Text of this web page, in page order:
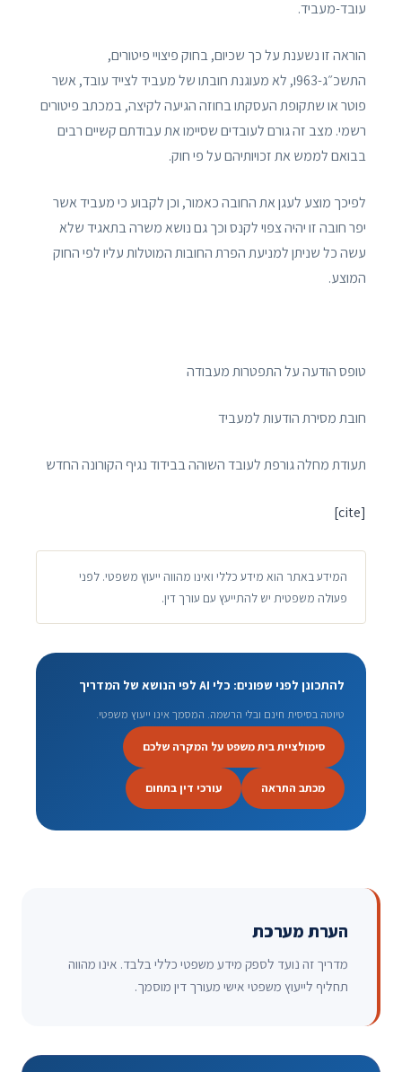
עובד-מעביד.
הוראה זו נשענת על כך שכיום, בחוק פיצויי פיטורים,
התשכ״ג-963ו, לא מעוגנת חובתו של מעביד לצייד עובד, אשר
פוטר או שתקופת העסקתו בחוזה הגיעה לקיצה, במכתב פיטורים
רשמי. מצב זה גורם לעובדים שסיימו את עבודתם קשיים רבים
בבואם לממש את זכויותיהם על פי חוק.
לפיכך מוצע לעגן את החובה כאמור, וכן לקבוע כי מעביד אשר
יפר חובה זו יהיה צפוי לקנס וכך גם נושא משרה בתאגיד שלא
עשה כל שניתן למניעת הפרת החובות המוטלות עליו לפי החוק
המוצע.
טופס הודעה על התפטרות מעבודה
חובת מסירת הודעות למעביד
תעודת מחלה גורפת לעובד השוהה בבידוד נגיף הקורונה החדש
[cite]
המידע באתר הוא מידע כללי ואינו מהווה ייעוץ משפטי. לפני
פעולה משפטית יש להתייעץ עם עורך דין.
להתכונן לפני שפונים: כלי AI לפי הנושא של המדריך
טיוטה בסיסית חינם ובלי הרשמה. המסמך אינו ייעוץ משפטי.
סימולציית בית משפט על המקרה שלכם
מכתב התראה עורכי דין בתחום
הערת מערכת
מדריך זה נועד לספק מידע משפטי כללי בלבד. אינו מהווה
תחליף לייעוץ משפטי אישי מעורך דין מוסמך.